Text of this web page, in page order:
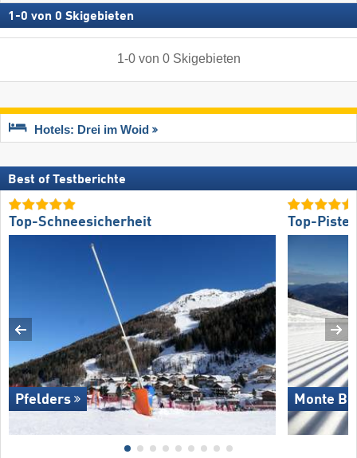
1 -0 von 0 Skigebieten
1-0von 0 Skigebieten
Hotels: Drei im Woid
Best of Testberichte
Top-Schneesicherheit
Pfelders
Top-
Monte